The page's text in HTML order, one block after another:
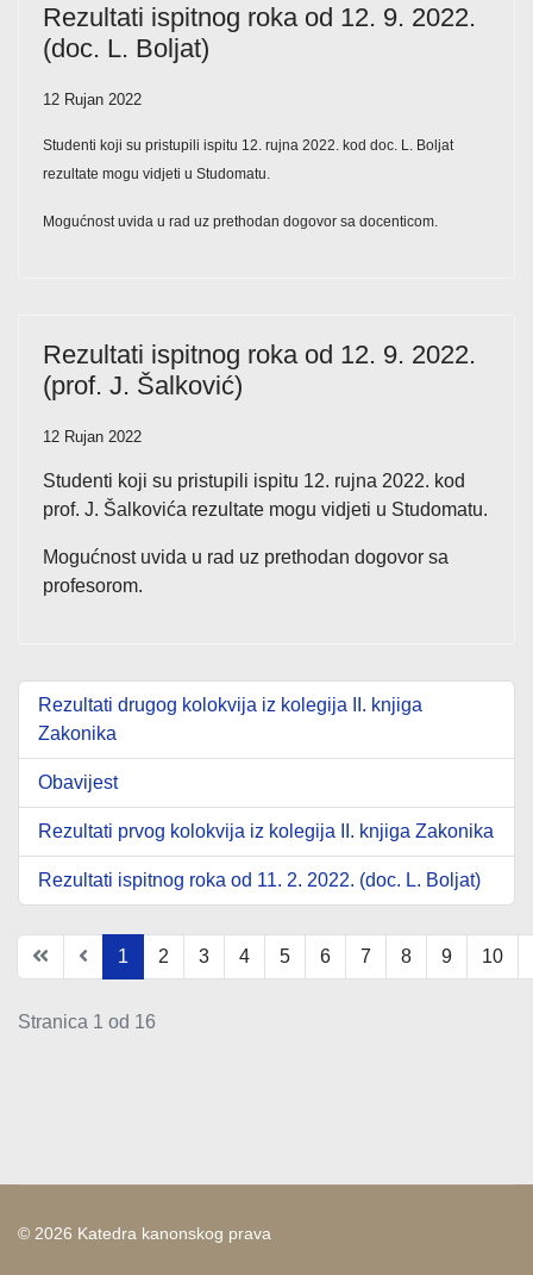
Rezultati ispitnog roka od 12. 9. 2022.
(doc. L. Boljat)
12 Rujan 2022
Studenti koji su pristupili ispitu 12. rujna 2022. kod doc. L. Boljat
rezultate mogu vidjeti u Studomatu.
Mogućnost uvida u rad uz prethodan dogovor sa docenticom.
Rezultati ispitnog roka od 12. 9. 2022.
(prof. J. Šalković)
12 Rujan 2022
Studenti koji su pristupili ispitu 12. rujna 2022. kod
prof. J. Šalkovića rezultate mogu vidjeti u Studomatu.
Mogućnost uvida u rad uz prethodan dogovor sa
profesorom.
Rezultati drugog kolokvija iz kolegija II. knjiga
Zakonika
Obavijest
Rezultati prvog kolokvija iz kolegija II. knjiga Zakonika
Rezultati ispitnog roka od 11. 2. 2022. (doc. L. Boljat)
1 2 3 4 5 6 7 8 9 10
Stranica 1 od 16
© 2026 Katedra kanonskog prava